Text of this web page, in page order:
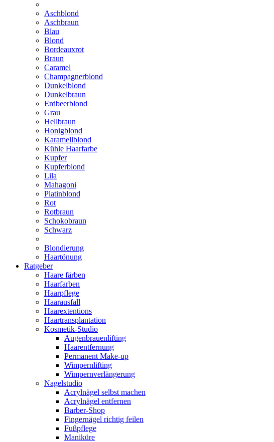
Aschblond
Aschbraun
Blau
Blond
Bordeauxrot
Braun
Caramel
Champagnerblond
Dunkelblond
Dunkelbraun
Erdbeerblond
Grau
Hellbraun
Honigblond
Karamellblond
Kühle Haarfarbe
Kupfer
Kupferblond
Lila
Mahagoni
Platinblond
Rot
Rotbraun
Schokobraun
Schwarz
Blondierung
Haartönung
Ratgeber
Haare färben
Haarfarben
Haarpflege
Haarausfall
Haarextentions
Haartransplantation
Kosmetik-Studio
Augenbrauenlifting
Haarentfernung
Permanent Make-up
Wimpernlifting
Wimpernverlängerung
Nagelstudio
Acrylnägel selbst machen
Acrylnägel entfernen
Barber-Shop
Fingernägel richtig feilen
Fußpflege
Maniküre